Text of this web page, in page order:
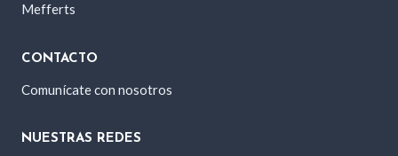
Mefferts
CONTACTO
Comunícate con nosotros
NUESTRAS REDES